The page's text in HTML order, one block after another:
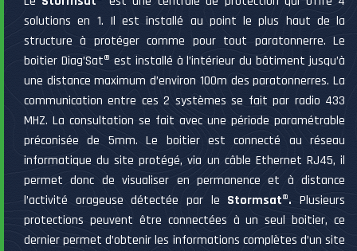
solutions en 1. Il est installé au point le plus haut de la
structure à protéger comme pour tout paratonnerre. Le
boitier Diag’Sat® est installé à l’intérieur du bâtiment jusqu’à
une distance maximum d’environ 100m des paratonnerres. La
communication entre ces 2 systèmes se fait par radio 433
MHZ. La consultation se fait avec une période paramétrable
préconisée de 5mm. Le boitier est connecté au réseau
informatique du site protégé, via un câble Ethernet RJ45, il
permet donc de visualiser en permanence et à distance
l’activité orageuse détectée par le Stormsat®.Plusieurs
protections peuvent être connectées à un seul boitier, ce
dernier permet d’obtenir les informations complètes d’un site